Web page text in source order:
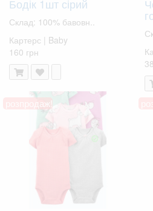
Бодік 1шт сірий
Склад: 100% бавовн..
Картерс | Baby
160 грн
розпродаж!